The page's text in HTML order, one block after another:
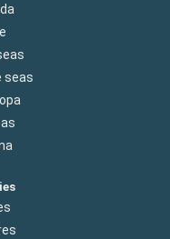
seas